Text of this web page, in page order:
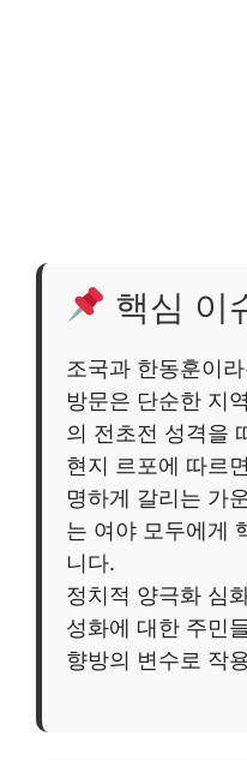
핵심 이
조국과 한동훈이
방문은 단순한 지
의 전초전 성격을
현지 르포에 따르
명하게 갈리는 가
는 여야 모두에게
니다.
정치적 양극화 심
성화에 대한 주민
향방의 변수로 작